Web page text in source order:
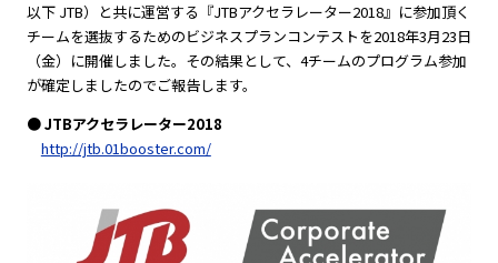
以下 JTB）と共に運営する『JTBアクセラレーター2018』に参加頂く
チームを選抜するためのビジネスプランコンテストを2018年3月23日
（金）に開催しました。その結果として、4チームのプログラム参加
が確定しましたのでご報告します。
● JTBアクセラレーター2018
http://jtb.01booster.com/